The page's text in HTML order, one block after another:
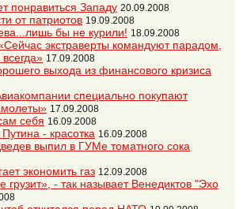
понравиться Западу 20.09.2008
от патриотов 19.09.2008
бы не курили! 18.09.2008
экстраверты командуют парадом,
17.09.2008
выхода из финансового кризиса
специально покупают
17.09.2008
себя 16.09.2008
- красотка 16.09.2008
выпил в ГУМе томатного сока
экономить газ 12.09.2008
грузит», - так называет Венедиктов "Эхо